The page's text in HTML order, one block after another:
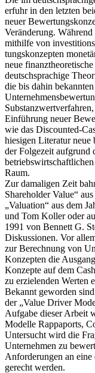
erfuhr in den letzten
neuer
Veränderung.
mithilfe von
tungskonzepten
neue
deutschsprachige
die bis dahin
Einführung neuer
wie das Discounted-
hiesigen Literatur neue
der Folgezeit aufgrund
Raum.
Zur damaligen Zeit
Shareholder Value“
„Valuation“ aus dem
und Tom Koller oder
1991 von Bennett G.
Diskussionen. Vor
zur Berechnung von
Konzepten die
Konzepte auf dem
zu erzielenden Werten
Bekannt geworden
der „Value Driver
Aufgabe dieser Arbeit
Modelle Rappaports,
Untersucht wird die
Unternehmen zu
Anforderungen an
gerecht werden.